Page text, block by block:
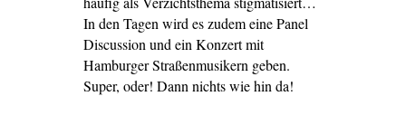
In den Tagen wird es zudem eine Panel
Discussion und ein Konzert mit
Hamburger Straßenmusikern geben.
Super, oder! Dann nichts wie hin da!